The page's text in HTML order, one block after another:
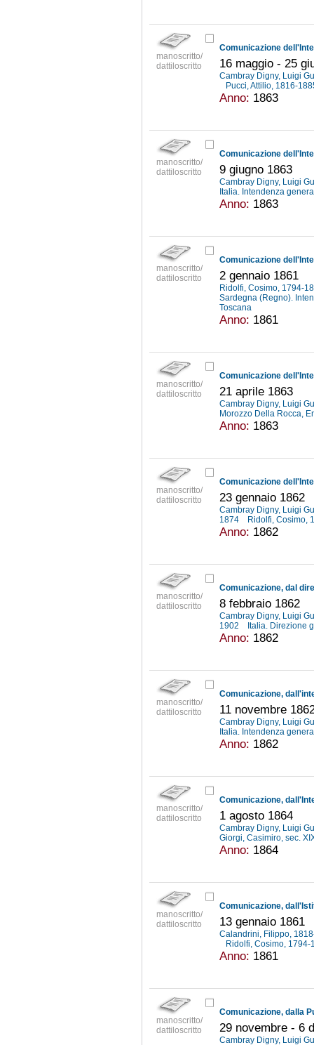
manoscritto/
dattiloscritto
16 maggio - 25
Cambray Digny, Luigi
Pucci, Attilio, 1816-
Anno: 1863
manoscritto/
dattiloscritto
9 giugno 1863
Cambray Digny, Luigi
Italia. Intendenza
Anno: 1863
manoscritto/
dattiloscritto
2 gennaio 1861
Ridolfi, Cosimo, 1794-
Sardegna (Regno).
Toscana
Anno: 1861
manoscritto/
dattiloscritto
21 aprile 1863
Cambray Digny, Luigi
Morozzo Della Rocca,
Anno: 1863
manoscritto/
dattiloscritto
23 gennaio 1862
Cambray Digny, Luigi
1874
Ridolfi, Cosimo,
Anno: 1862
manoscritto/
dattiloscritto
8 febbraio 1862
Cambray Digny, Luigi
1902
Italia. Direzione
Anno: 1862
manoscritto/
dattiloscritto
11 novembre
Cambray Digny, Luigi
Italia. Intendenza
Anno: 1862
manoscritto/
dattiloscritto
1 agosto 1864
Cambray Digny, Luigi
Giorgi, Casimiro, sec.
Anno: 1864
manoscritto/
dattiloscritto
13 gennaio 1861
Calandrini, Filippo,
Ridolfi, Cosimo,
Anno: 1861
manoscritto/
dattiloscritto
29 novembre - 6
Cambray Digny, Luigi